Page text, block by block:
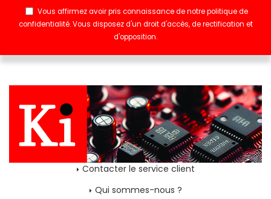
Vous affirmez avoir pris connaissance de notrepolitique de
confidentialité. Vous disposez d'un droit d'accès, de rectification et
d'opposition.
Contacter le service client
Qui sommes-nous ?